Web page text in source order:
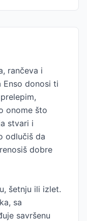
rančeva i
Enso donosi ti
onome što
stvari i
odlučiš da
dobre
šetnju ili izlet.
sa
savršenu